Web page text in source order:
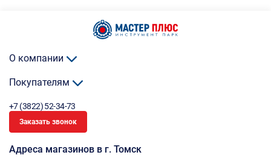
О компании
Покупателям
+7 (3822) 52-34-73
Заказать звонок
Адреса магазинов в г. Томск